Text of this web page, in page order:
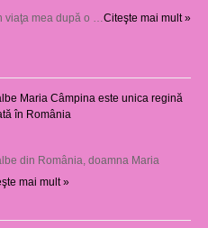
viaţa mea după o …Citeşte mai mult »
Maria Câmpina este unica regină
în România
din România, doamna Maria
mai mult »